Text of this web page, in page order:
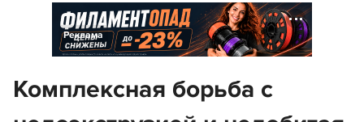
Реклама
Комплексная борьба с